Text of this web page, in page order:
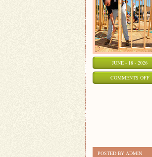
JUNE - 18 - 2026
COMMENTS OFFON
POSTED BY ADMIN